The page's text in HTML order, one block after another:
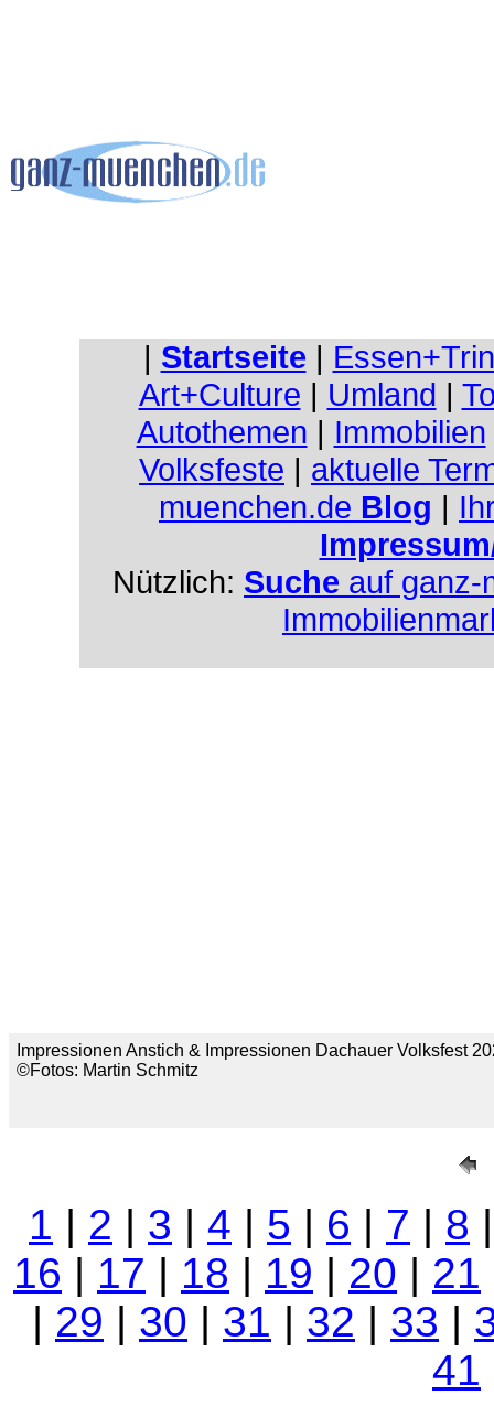
| Startseite |
Art+Culture | Umland |
Autothemen | Immobilien
Volksfeste | aktuelle
muenchen.de Blog |
Nützlich: Suche auf ganz-
Impressionen Anstich & Impressionen Dachauer Volksfest
©Fotos: Martin Schmitz
1 | 2 | 3 | 4 | 5 | 6 | 7 | 8
16 | 17 | 18 | 19 | 20 | 21
| 29 | 30 | 31 | 32 | 33 |
41